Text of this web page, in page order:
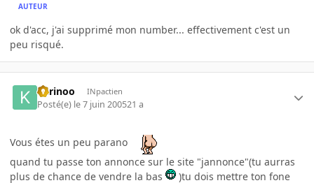
AUTEUR
ok d'acc, j'ai supprimé mon number... effectivement c'est un
peu risqué.
karinoo INpactien
Posté(e) le 7 juin 200521 a
Vous étes un peu parano
quand tu passe ton annonce sur le site "jannonce"(tu aurras
plus de chance de vendre la bas
)tu dois mettre ton fone